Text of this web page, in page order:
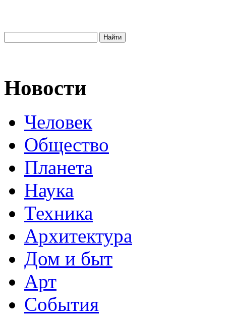
Новости
Человек
Общество
Планета
Наука
Техника
Архитектура
Дом и быт
Арт
События